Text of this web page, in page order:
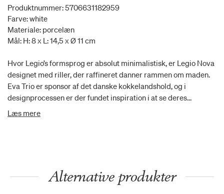
Produktnummer: 5706631182959
Farve: white
Materiale: porcelæn
Mål: H: 8 x L: 14,5 x Ø 11 cm
Hvor Legio’s formsprog er absolut minimalistisk, er Legio Nova
designet med riller, der raffineret danner rammen om maden.
Eva Trio er sponsor af det danske kokkelandshold, og i
designprocessen er der fundet inspiration i at se deres
madkunst, og den omhu de lægger i deres håndværk. Derfor
Legio Nova.
Læs mere
Alternative produkter